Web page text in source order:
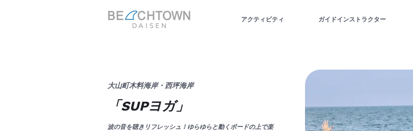
アクティビティ ガイドインストラクター
大山町木料海岸・西坪海岸
「SUPヨガ」
波の音を聴きリフレッシュ！ゆらゆらと動くボードの上で楽